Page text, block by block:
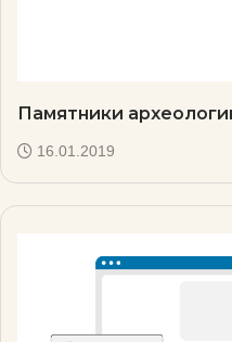
Памятники
16.01.2019